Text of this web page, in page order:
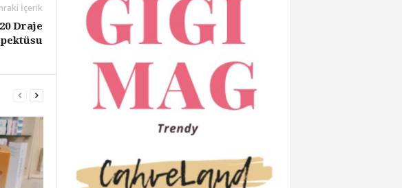
İçerik
Draje